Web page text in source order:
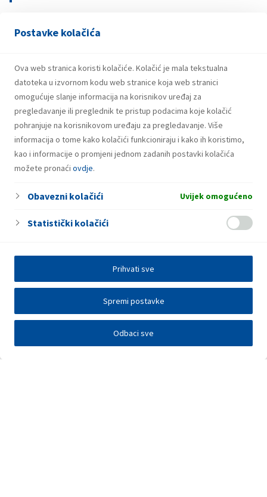
Postavke kolačića
Ova web stranica koristi kolačiće. Kolačić je mala tekstualna
datoteka u izvornom kodu web stranice koja web stranici
omogućuje slanje informacija na korisnikov uređaj za
pregledavanje ili preglednik te pristup podacima koje kolačić
pohranjuje na korisnikovom uređaju za pregledavanje. Više
informacija o tome kako kolačići funkcioniraju i kako ih koristimo,
kao i informacije o promjeni jednom zadanih postavki kolačića
možete pronaći ovdje.
Obavezni kolačići Uvijek omogućeno
Statistički kolačići
Odbaci sve
Spremi postavke
Prihvati sve
13.04.2026.
bonovima za gorivo